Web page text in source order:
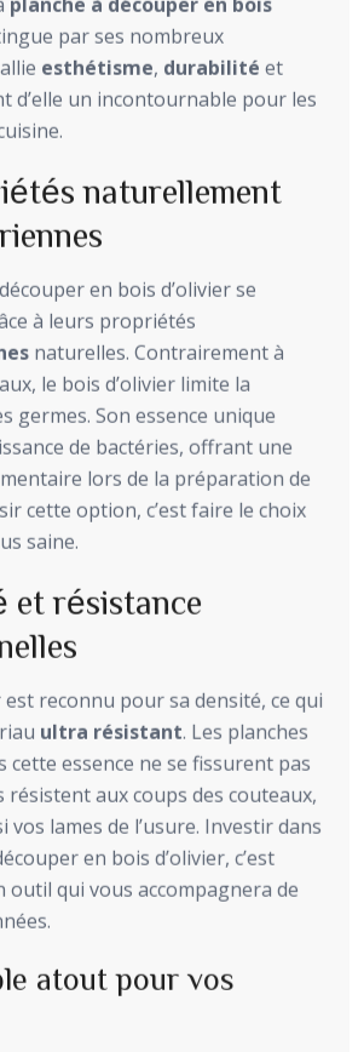
par ses nombreux
esthétisme, durabilité et
d’elle un incontournable pour les
naturellement
en bois d’olivier se
à leurs propriétés
naturelles. Contrairement à
le bois d’olivier limite la
germes. Son essence unique
de bactéries, offrant une
lors de la préparation de
cette option, c’est faire le choix
saine.
et résistance
est reconnu pour sa densité, ce qui
ultra résistant. Les planches
cette essence ne se fissurent pas
résistent aux coups des couteaux,
vos lames de l’usure. Investir dans
en bois d’olivier, c’est
outil qui vous accompagnera de
atout pour vos